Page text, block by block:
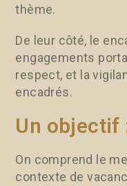
thème.
De leur côté, le
engagements
respect, et la
encadrés.
Un objectif
On comprend le
contexte de